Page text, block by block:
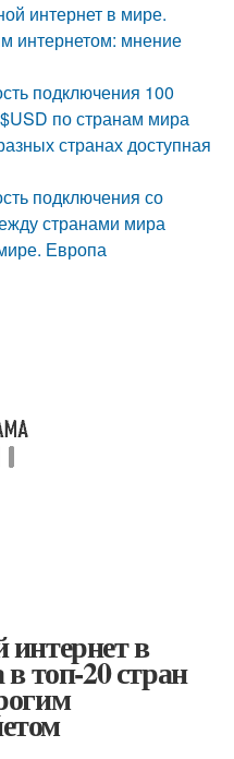
интернет в мире.
интернетом: мнение
подключения 100
по странам мира
странах доступная
подключения со
странами мира
Европа
в
топ-20 стран